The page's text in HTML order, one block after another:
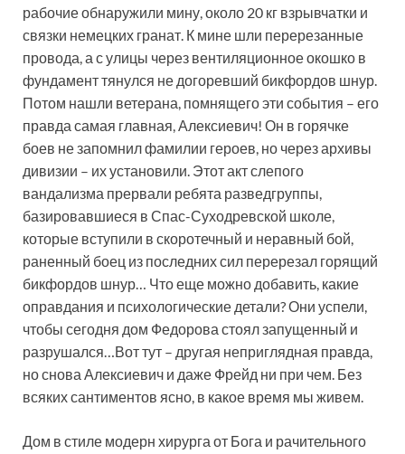
рабочие обнаружили мину, около 20 кг взрывчатки и
связки немецких гранат. К мине шли перерезанные
провода, а с улицы через вентиляционное окошко в
фундамент тянулся не догоревший бикфордов шнур.
Потом нашли ветерана, помнящего эти события – его
правда самая главная, Алексиевич! Он в горячке
боев не запомнил фамилии героев, но через архивы
дивизии – их установили. Этот акт слепого
вандализма прервали ребята разведгруппы,
базировавшиеся в Спас-Суходревской школе,
которые вступили в скоротечный и неравный бой,
раненный боец из последних сил перерезал горящий
бикфордов шнур… Что еще можно добавить, какие
оправдания и психологические детали? Они успели,
чтобы сегодня дом Федорова стоял запущенный и
разрушался…Вот тут – другая неприглядная правда,
но снова Алексиевич и даже Фрейд ни при чем. Без
всяких сантиментов ясно, в какое время мы живем.
Дом в стиле модерн хирурга от Бога и рачительного